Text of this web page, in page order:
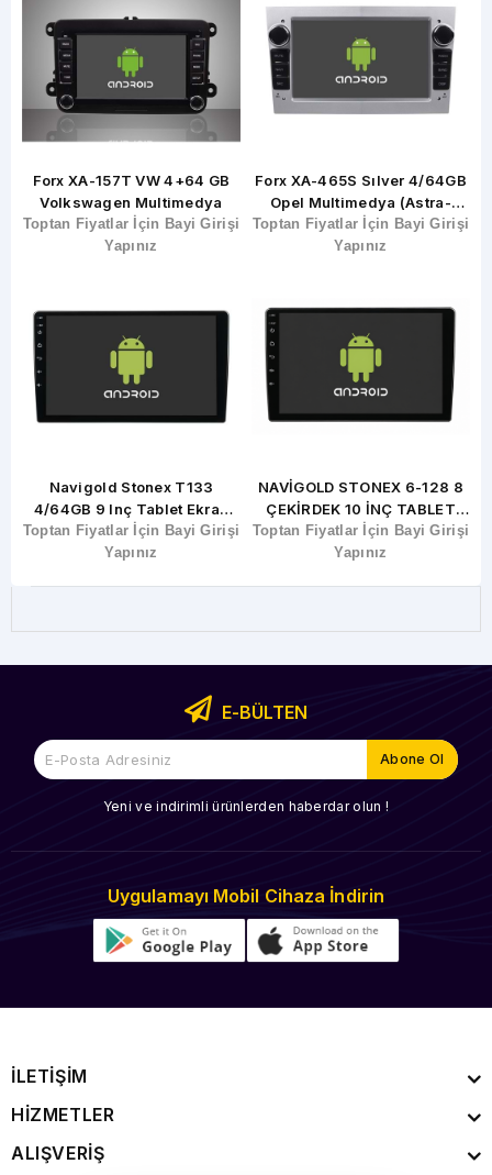
Forx XA-157T VW 4+64 GB
Volkswagen Multimedya
Toptan Fiyatlar İçin Bayi Girişi
Yapınız
Navigold Stonex T133
4/64GB 9 Inç Tablet Ekran
CarPlay (Fanlı)
Toptan Fiyatlar İçin Bayi Girişi
Yapınız
Forx XA-465S Sılver 4/64GB
Opel Multimedya (astra-
Corsa-Vectra)
Toptan Fiyatlar İçin Bayi Girişi
Yapınız
NAVİGOLD STONEX 6-128 8
ÇEKİRDEK 10 İNÇ TABLET
EKRAN
Toptan Fiyatlar İçin Bayi Girişi
Yapınız
E-BÜLTEN
Yeni ve indirimli ürünlerden haberdar olun !
Uygulamayı Mobil Cihaza İndirin
İLETİŞİM
HİZMETLER
ALIŞVERİŞ